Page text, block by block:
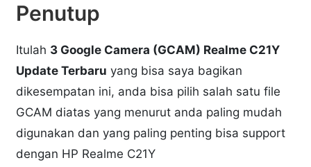
Penutup
Itulah 3 Google Camera (GCAM) Realme C21Y
Update Terbaru yang bisa saya bagikan
dikesempatan ini, anda bisa pilih salah satu file
GCAM diatas yang menurut anda paling mudah
digunakan dan yang paling penting bisa support
dengan HP Realme C21Y